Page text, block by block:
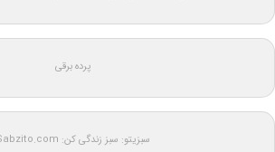
پرده برقی
سبزیتو: سبز زندگی کن: Sabzito.com